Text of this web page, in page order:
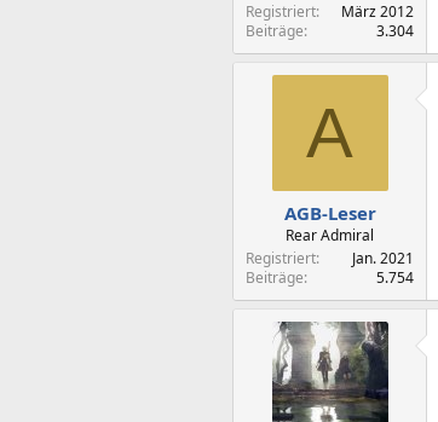
Registriert
März 2012
Beiträge
3.304
A
AGB-Leser
Rear Admiral
Registriert
Jan. 2021
Beiträge
5.754